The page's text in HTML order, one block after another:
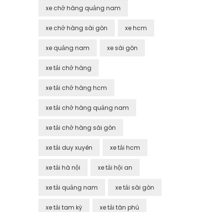
xe chở hàng quảng nam
xe chở hàng sài gòn xe hcm
xe quảng nam xe sài gòn
xe tải chở hàng
xe tải chở hàng hcm
xe tải chở hàng quảng nam
xe tải chở hàng sài gòn
xe tải duy xuyên xe tải hcm
xe tải hà nội xe tải hội an
xe tải quảng nam xe tải sài gòn
xe tải tam kỳ xe tải tân phú